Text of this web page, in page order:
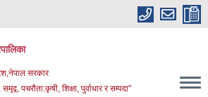
सरकार
पचरौता:कृषी, शिक्षा, पुर्वाधार र सम्पदा"